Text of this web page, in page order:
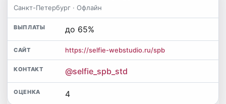
Санкт-Петербург · Офлайн
до 65%
https://selfie-webstudio.ru/spb
@selfie_spb_std
4